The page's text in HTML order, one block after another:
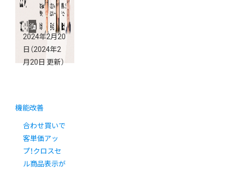
2024年2月20
日 （2024年2
月20日 更新）
機能改善
合わせ買いで
客単価アッ
プ！クロスセ
ル商品表示が